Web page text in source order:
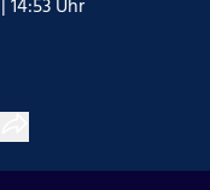
14:53 Uhr